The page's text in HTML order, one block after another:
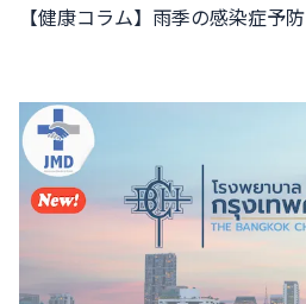
【健康コラム】雨季の感染症予防